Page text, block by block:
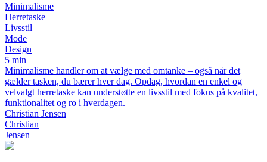
Minimalisme
Herretaske
Livsstil
Mode
Design
5 min
Minimalisme handler om at vælge med omtanke – også når det
gælder tasken, du bærer hver dag. Opdag, hvordan en enkel og
velvalgt herretaske kan understøtte en livsstil med fokus på kvalitet,
funktionalitet og ro i hverdagen.
Christian Jensen
Christian
Jensen